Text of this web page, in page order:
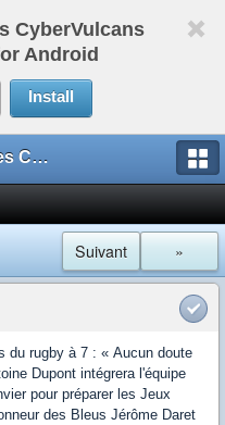
CyberVulcans
Android
Install
Le forum des CyberVulcans
»
Suivant
du rugby à 7 : « Aucun doute
Dupont intégrera l'équipe
pour préparer les Jeux
des Bleus Jérôme Daret